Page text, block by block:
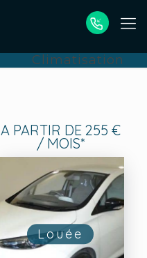
Climatisation
A PARTIR DE 255 €
/ MOIS*
Louée